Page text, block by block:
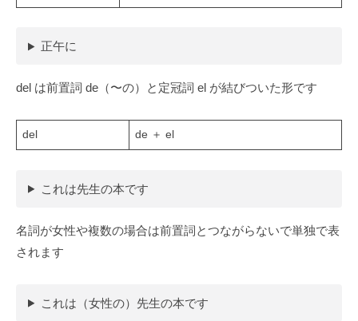
正午に
del は前置詞 de（〜の）と定冠詞 el が結びついた形です
del de ＋ el
これは先生の本です
名詞が女性や複数の場合は前置詞とつながらないで単独で表
されます
これは（女性の）先生の本です